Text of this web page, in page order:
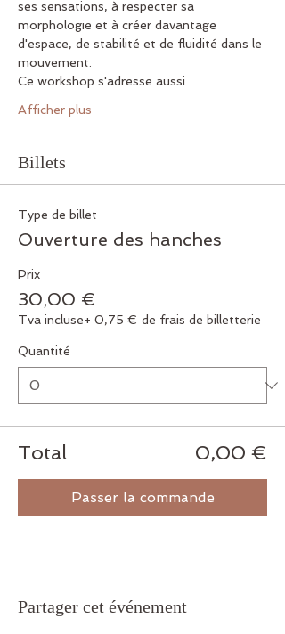
ses sensations, à respecter sa
morphologie et à créer davantage
d'espace, de stabilité et de fluidité dans le
mouvement.
Ce workshop s'adresse aussi…
Afficher plus
Billets
Type de billet
Ouverture des hanches
Prix
30,00 €
Tva incluse+ 0,75 € de frais de billetterie
Quantité
Total 0,00 €
Passer la commande
Partager cet événement